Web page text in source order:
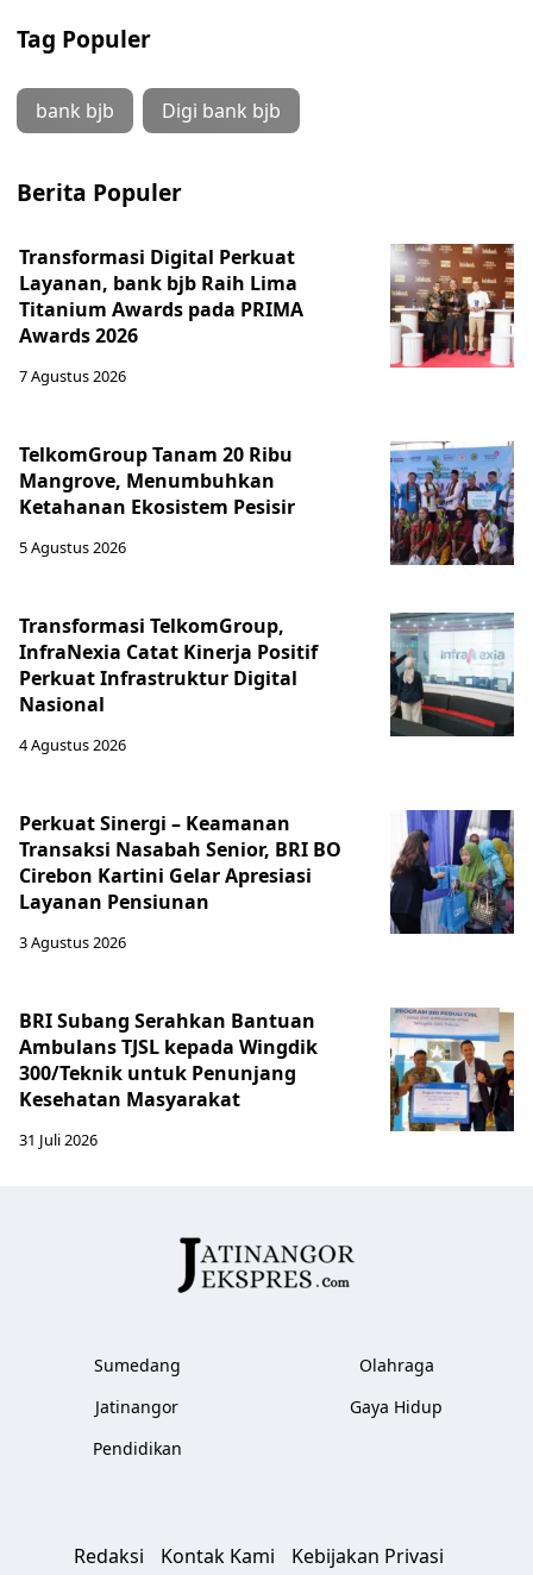
Tag Populer
bank bjb Digi bank bjb
Berita Populer
Transformasi Digital Perkuat
Layanan, bank bjb Raih Lima
Titanium Awards pada PRIMA
Awards 2026
7 Agustus 2026
TelkomGroup Tanam 20 Ribu
Mangrove, Menumbuhkan
Ketahanan Ekosistem Pesisir
5 Agustus 2026
Transformasi TelkomGroup,
InfraNexia Catat Kinerja Positif
Perkuat Infrastruktur Digital
Nasional
4 Agustus 2026
Perkuat Sinergi – Keamanan
Transaksi Nasabah Senior, BRI BO
Cirebon Kartini Gelar Apresiasi
Layanan Pensiunan
3 Agustus 2026
BRI Subang Serahkan Bantuan
Ambulans TJSL kepada Wingdik
300/Teknik untuk Penunjang
Kesehatan Masyarakat ​
31 Juli 2026
Sumedang
Jatinangor
Pendidikan
Olahraga
Gaya Hidup
Redaksi Kontak Kami Kebijakan Privasi